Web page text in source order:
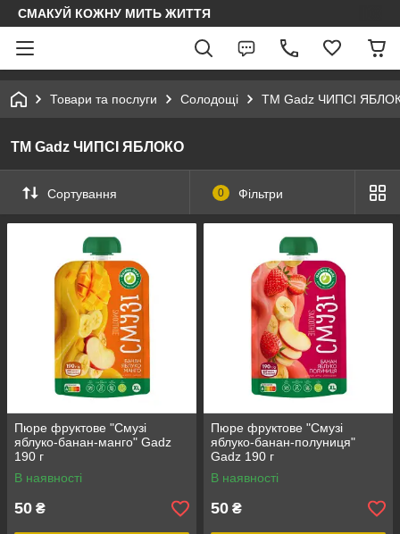
СМАКУЙ КОЖНУ МИТЬ ЖИТТЯ
Товари та послуги Солодощі ТМ Gadz ЧИПСІ
ТМ Gadz ЧИПСІ ЯБЛОКО
Сортування 0 Фільтри
Пюре фруктове "Смузі
яблуко-банан-манго" Gadz
190 г
В наявності
50 ₴
Пюре фруктове "Смузі
яблуко-банан-полуниця"
Gadz 190 г
В наявності
50 ₴